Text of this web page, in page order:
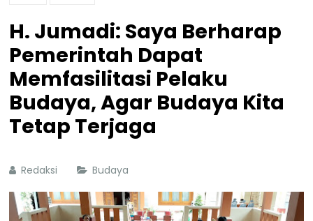
H. Jumadi: Saya Berharap
Pemerintah Dapat
Memfasilitasi Pelaku
Budaya, Agar Budaya Kita
Tetap Terjaga
Redaksi Budaya